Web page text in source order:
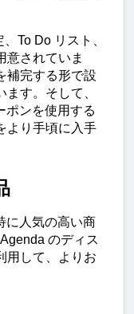
To Do リスト、
意されていま
補完する形で設
す。そして、
ポンを使用する
より手頃に入手
に人気の高い商
のディス
用して、よりお